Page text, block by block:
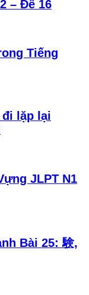
– Đề 16
Tiếng
đi lặp lại
JLPT N1
Bài 25: 験,